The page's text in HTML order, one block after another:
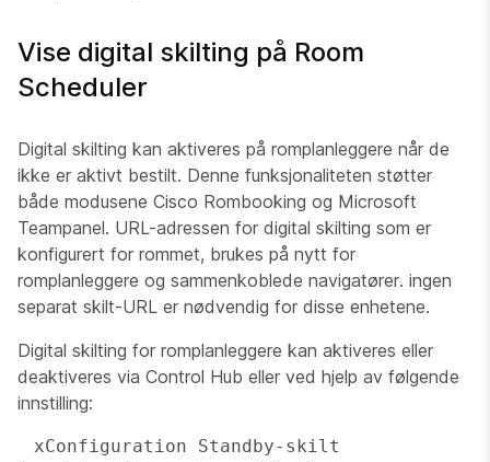
Vise digital skilting på Room
Scheduler
Digital skilting kan aktiveres på romplanleggere når de
ikke er aktivt bestilt. Denne funksjonaliteten støtter
både modusene Cisco Rombooking og Microsoft
Teampanel. URL-adressen for digital skilting som er
konfigurert for rommet, brukes på nytt for
romplanleggere og sammenkoblede navigatører. ingen
separat skilt-URL er nødvendig for disse enhetene.
Digital skilting for romplanleggere kan aktiveres eller
deaktiveres via Control Hub eller ved hjelp av følgende
innstilling: